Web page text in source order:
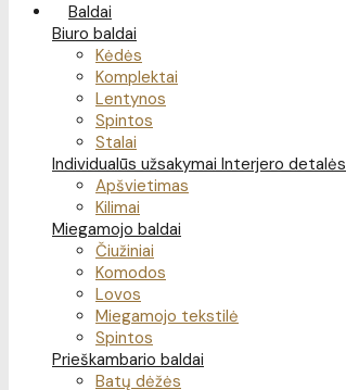
Baldai
Biuro baldai
Kėdės
Komplektai
Lentynos
Spintos
Stalai
Individualūs užsakymai Interjero detalės
Apšvietimas
Kilimai
Miegamojo baldai
Čiužiniai
Komodos
Lovos
Miegamojo tekstilė
Spintos
Prieškambario baldai
Batų dėžės